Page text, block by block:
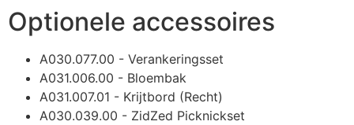
Optionele accessoires
A030.077.00 - Verankeringsset
A031.006.00 - Bloembak
A031.007.01 - Krijtbord (Recht)
A030.039.00 - ZidZed Picknickset